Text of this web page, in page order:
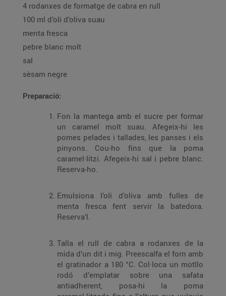
4 rodanxes de formatge de cabra en rull
100 ml d’oli d’oliva suau
menta fresca
pebre blanc molt
sal
sèsam negre
Preparació:
Fon la mantega amb el sucre per formar
un caramel molt suau. Afegeix-hi les
pomes pelades i tallades, les panses i els
pinyons. Cou-ho fins que la poma
caramel·litzi. Afegeix-hi sal i pebre blanc.
Reserva-ho.
Emulsiona l’oli d’oliva amb fulles de
menta fresca fent servir la batedora.
Reserva’l.
Talla el rull de cabra a rodanxes de la
mida d’un dit i mig. Preescalfa el forn amb
el gratinador a 180 °C. Col·loca un motllo
rodó d’emplatar sobre una safata
antiadherent, posa-hi la poma